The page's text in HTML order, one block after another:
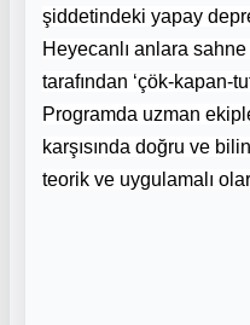
şiddetindeki yapay
Heyecanlı anlara
tarafından ‘çök-kapan-
Programda uzman
karşısında doğru ve
teorik ve uygulamalı